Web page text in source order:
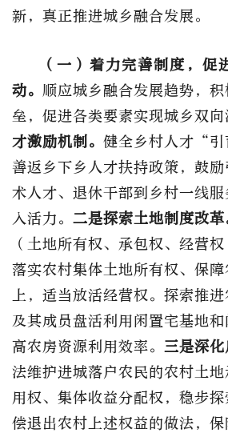
新，真正推进城乡融合发展。
（一）着力完善制度，促
动。 顺应城乡融合发展趋势，
垒，促进各类要素实现城乡双向
才激励机制。 健全乡村人才“
善返乡下乡人才扶持政策，鼓
术人才、退休干部到乡村一线
入活力。 二是探索土地制度改革
（土地所有权、承包权、经营
落实农村集体土地所有权、保
上，适当放活经营权。探索推
及其成员盘活利用闲置宅基地
高农房资源利用效率。 三是深化
法维护进城落户农民的农村土
用权、集体收益分配权，稳步
偿退出农村上述权益的做法，